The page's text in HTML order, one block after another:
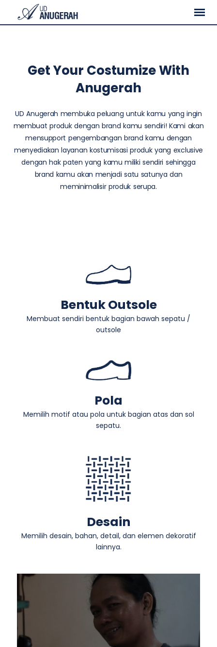
Get Your Costumize With
Anugerah
UD Anugerah membuka peluang untuk kamu yang ingin
membuat produk dengan brand kamu sendiri! Kami akan
mensupport pengembangan brand kamu dengan
menyediakan layanan kostumisasi produk yang exclusive
dengan hak paten yang kamu miliki sendiri sehingga
brand kamu akan menjadi satu satunya dan
meminimalisir produk serupa.
Bentuk Outsole
Membuat sendiri bentuk bagian bawah sepatu /
outsole
Pola
Memilih motif atau pola untuk bagian atas dan sol
sepatu.
Desain
Memilih desain, bahan, detail, dan elemen dekoratif
lainnya.